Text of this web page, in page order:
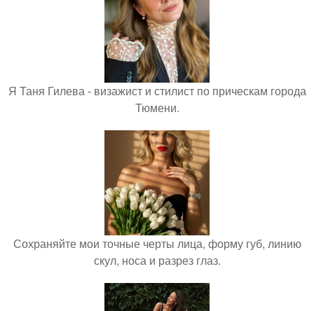
Я Таня Гилева - визажист и стилист по прическам города
Тюмени.
Сохраняйте мои точные черты лица, форму губ, линию
скул, носа и разрез глаз.